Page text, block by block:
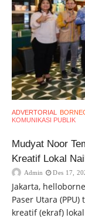
ADVERTORIAL
KOMUNIKASI PUBLIK
Mudyat Noor
Kreatif Lokal
Admin Des 17,
Jakarta,
Paser Utara
kreatif (ekraf)